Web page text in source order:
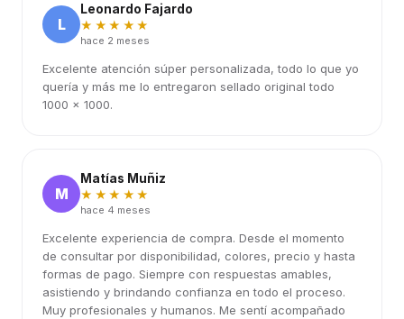
L
Leonardo Fajardo
★★★★★
hace 2 meses
Excelente atención súper personalizada, todo lo que yo
quería y más me lo entregaron sellado original todo
1000 x 1000.
M
Matías Muñiz
★★★★★
hace 4 meses
Excelente experiencia de compra. Desde el momento
de consultar por disponibilidad, colores, precio y hasta
formas de pago. Siempre con respuestas amables,
asistiendo y brindando confianza en todo el proceso.
Muy profesionales y humanos. Me sentí acompañado